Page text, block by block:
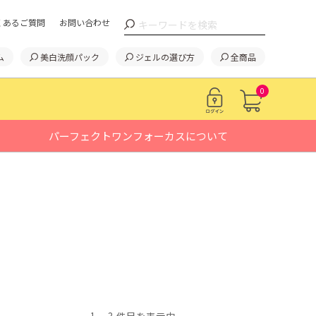
あるご質問 お問い合わせ
美白洗顔パック ジェルの選び方 全商品
0
パーフェクトワンフォーカスについて